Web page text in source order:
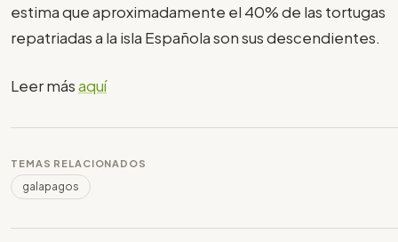
estima que aproximadamente el 40% de las tortugas
repatriadas a la isla Española son sus descendientes.
Leer másaquí
TEMAS RELACIONADOS
galapagos